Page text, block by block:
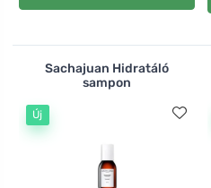
Sachajuan Hidratáló
sampon
Új